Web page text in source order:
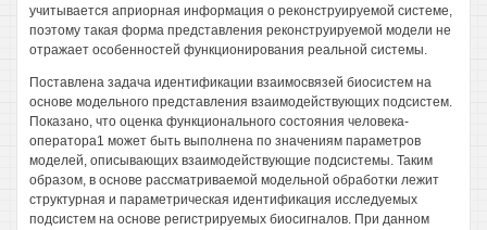
учитывается априорная информация о реконструируемой системе,
поэтому такая форма представления реконструируемой модели не
отражает особенностей функционирования реальной системы.
Поставлена задача идентификации взаимосвязей биосистем на
основе модельного представления взаимодействующих подсистем.
Показано, что оценка функционального состояния человека-
оператора1 может быть выполнена по значениям параметров
моделей, описывающих взаимодействующие подсистемы. Таким
образом, в основе рассматриваемой модельной обработки лежит
структурная и параметрическая идентификация исследуемых
подсистем на основе регистрируемых биосигналов. При данном